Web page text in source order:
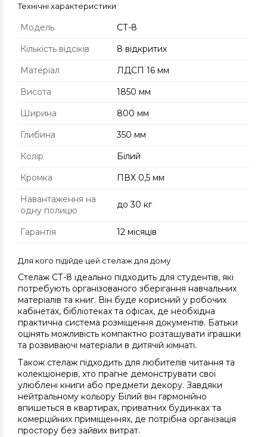
Технічні характеристики
Модель
СТ-8
Кількість відсіків
8 відкритих
Матеріал
ЛДСП 16 мм
Висота
1850 мм
Ширина
800 мм
Глибина
350 мм
Колір
Білий
Кромка
ПВХ 0,5 мм
Навантаження на
одну полицю
до 30 кг
Гарантія 12 місяців
Для кого підійде цей стелаж для дому
Стелаж СТ-8 ідеально підходить для студентів, які
потребують організованого зберігання навчальних
матеріалів та книг. Він буде корисний у робочих
кабінетах, бібліотеках та офісах, де необхідна
практична система розміщення документів. Батьки
оцінять можливість компактно розташувати іграшки
та розвиваючі матеріали в дитячій кімнаті.
Також стелаж підходить для любителів читання та
колекціонерів, хто прагне демонструвати свої
улюблені книги або предмети декору. Завдяки
нейтральному кольору Білий він гармонійно
впишеться в квартирах, приватних будинках та
комерційних приміщеннях, де потрібна організація
простору без зайвих витрат.